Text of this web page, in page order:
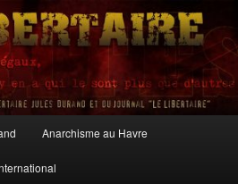
Anarchisme au Havre